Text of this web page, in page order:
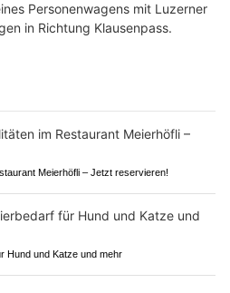
Personenwagens mit Luzerner
in Richtung Klausenpass.
Meierhöfli – Jetzt reservieren!
Hund und Katze und mehr